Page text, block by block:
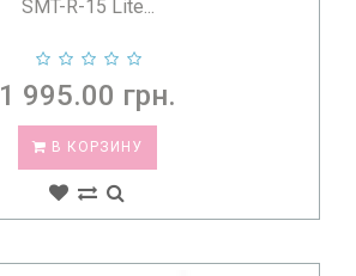
SMT-R-15 Lite...
1 995.00 грн.
В КОРЗИНУ